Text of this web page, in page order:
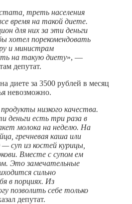
треть населения
время на такой диете.
для них за эти деньги
хотел порекомендовать
и министрам
на такую диету», —
депутат.
диете за 3500 рублей в месяц
невозможно.
низкого качества.
деньги есть три раза в
молока на неделю. На
гречневая каша или
суп из костей курицы,
Вместе с супом ем
Это замечательные
сильно
в порциях. Из
позволить себе только
депутат.